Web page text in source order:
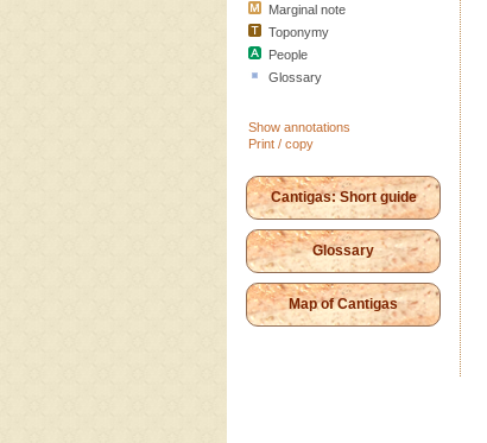
Marginal note
Toponymy
People
Glossary
Show annotations
Print / copy
Cantigas: Short guide
Glossary
Map of Cantigas